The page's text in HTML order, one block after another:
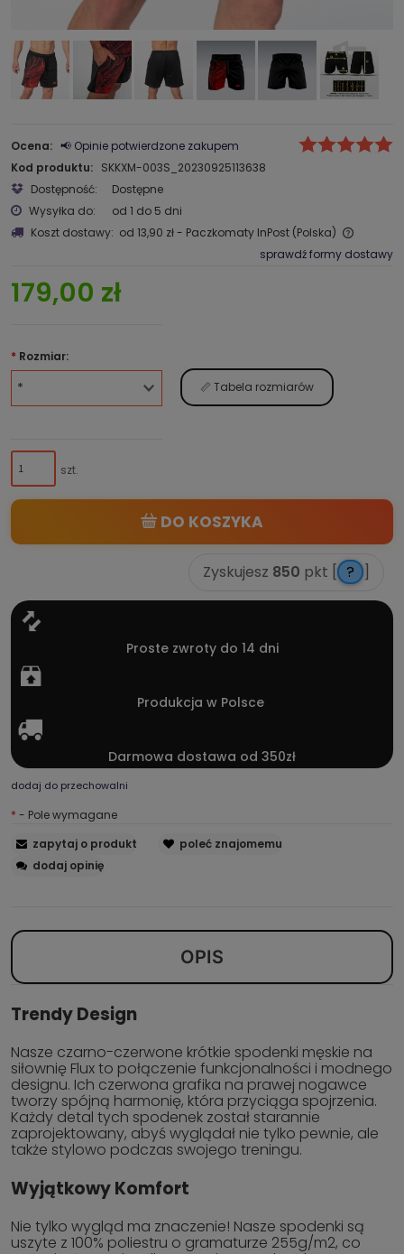
Ocena: 📢 Opinie potwierdzone zakupem
Kod produktu: SKKXM-003S_20230925113638
Dostępność:
Dostępne
Wysyłka do:
od 1 do 5 dni
Koszt dostawy: od 13,90 zł- Paczkomaty InPost (Polska)
sprawdź formy dostawy
179,00 zł
* Rozmiar:
📏 Tabela rozmiarów
szt.
DO KOSZYKA
Zyskujesz 850 pkt [ ?
Darmowa dostawa od 350zł
Produkcja w Polsce
Proste zwroty do 14 dni
dodaj do przechowalni
* - Pole wymagane
zapytaj o produkt
poleć znajomemu
dodaj opinię
OPIS
Trendy Design
Nasze czarno-czerwone krótkie spodenki męskie na
siłownię Flux to połączenie funkcjonalności i modnego
designu. Ich czerwona grafika na prawej nogawce
tworzy spójną harmonię, która przyciąga spojrzenia.
Każdy detal tych spodenek został starannie
zaprojektowany, abyś wyglądał nie tylko pewnie, ale
także stylowo podczas swojego treningu.
Wyjątkowy Komfort
Nie tylko wygląd ma znaczenie! Nasze spodenki są
uszyte z 100% poliestru o gramaturze 255g/m2, co